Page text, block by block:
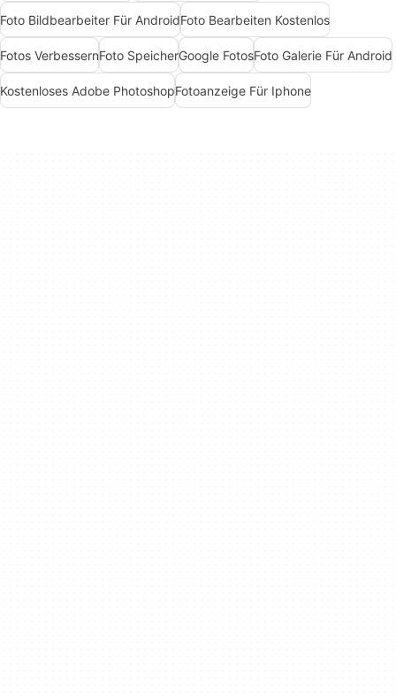
Foto Bildbearbeiter Für AndroidFoto Bearbeiten Kostenlos
Fotos VerbessernFoto SpeicherGoogle FotosFoto Galerie Für Android
Kostenloses Adobe PhotoshopFotoanzeige Für Iphone